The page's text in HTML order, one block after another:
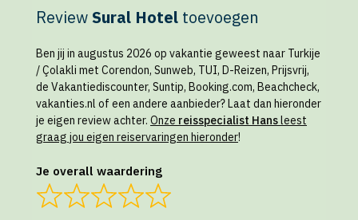
Review Sural Hotel toevoegen
Ben jij in augustus 2026 op vakantie geweest naar Turkije
/ Çolakli met Corendon, Sunweb, TUI, D-Reizen, Prijsvrij,
de Vakantiediscounter, Suntip, Booking.com, Beachcheck,
vakanties.nl of een andere aanbieder? Laat dan hieronder
je eigen review achter. Onze reisspecialist Hansleest
graag jou eigen reiservaringen hieronder!
Je overall waardering